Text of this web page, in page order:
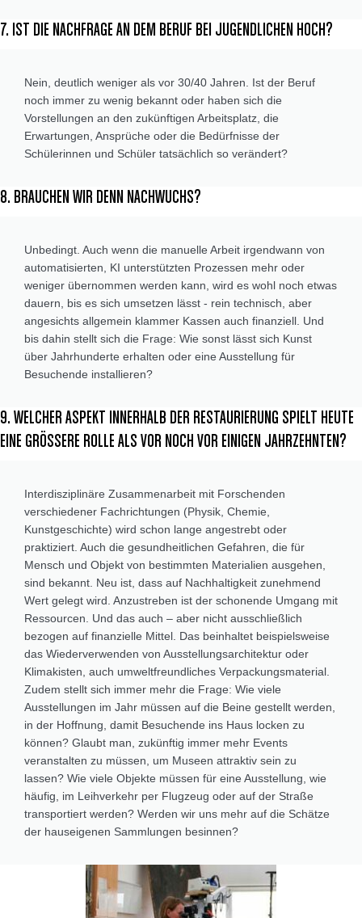
7. IST DIE NACHFRAGE AN DEM BERUF BEI JUGENDLICHEN HOCH?
Nein, deutlich weniger als vor 30/40 Jahren. Ist der Beruf
noch immer zu wenig bekannt oder haben sich die
Vorstellungen an den zukünftigen Arbeitsplatz, die
Erwartungen, Ansprüche oder die Bedürfnisse der
Schülerinnen und Schüler tatsächlich so verändert?
8. BRAUCHEN WIR DENN NACHWUCHS?
Unbedingt. Auch wenn die manuelle Arbeit irgendwann von
automatisierten, KI unterstützten Prozessen mehr oder
weniger übernommen werden kann, wird es wohl noch etwas
dauern, bis es sich umsetzen lässt - rein technisch, aber
angesichts allgemein klammer Kassen auch finanziell. Und
bis dahin stellt sich die Frage: Wie sonst lässt sich Kunst
über Jahrhunderte erhalten oder eine Ausstellung für
Besuchende installieren?
9. WELCHER ASPEKT INNERHALB DER RESTAURIERUNG SPIELT HEUTE
EINE GRÖSSERE ROLLE ALS VOR NOCH VOR EINIGEN JAHRZEHNTEN?
Interdisziplinäre Zusammenarbeit mit Forschenden
verschiedener Fachrichtungen (Physik, Chemie,
Kunstgeschichte) wird schon lange angestrebt oder
praktiziert. Auch die gesundheitlichen Gefahren, die für
Mensch und Objekt von bestimmten Materialien ausgehen,
sind bekannt. Neu ist, dass auf Nachhaltigkeit zunehmend
Wert gelegt wird. Anzustreben ist der schonende Umgang mit
Ressourcen. Und das auch – aber nicht ausschließlich
bezogen auf finanzielle Mittel. Das beinhaltet beispielsweise
das Wiederverwenden von Ausstellungsarchitektur oder
Klimakisten, auch umweltfreundliches Verpackungsmaterial.
Zudem stellt sich immer mehr die Frage: Wie viele
Ausstellungen im Jahr müssen auf die Beine gestellt werden,
in der Hoffnung, damit Besuchende ins Haus locken zu
können? Glaubt man, zukünftig immer mehr Events
veranstalten zu müssen, um Museen attraktiv sein zu
lassen? Wie viele Objekte müssen für eine Ausstellung, wie
häufig, im Leihverkehr per Flugzeug oder auf der Straße
transportiert werden? Werden wir uns mehr auf die Schätze
der hauseigenen Sammlungen besinnen?